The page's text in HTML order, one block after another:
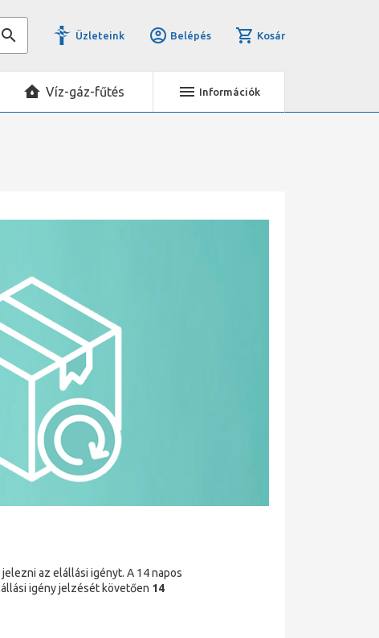
Üzleteink Belépés Kosár
Víz-gáz-fűtés Információk
az elállási igényt. A 14 napos
igény jelzését követően 14